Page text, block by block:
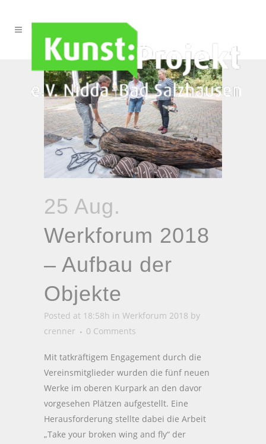
25 Aug.
Werkforum 2018
– Aufbau der
Objekte
Posted at 18:58h in Werkforum 2018 by
crenner
0 Comments
Mit tatkräftigem Engagement durch die
Vereinsmitglieder wurden die fünf neuen
Werke im oberen Kurpark an den davor
vorgesehen Plätzen aufgestellt. Eine
Herausforderung stellte dabei die Arbeit
„Take your broken wing and fly“ der